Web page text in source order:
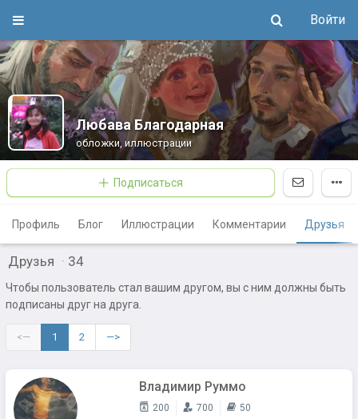
Войти
Любава Благодарная
обложки, иллюстрации
Подписаться
Профиль Блог Иллюстрации Комментарии Друзья
Друзья · 34
Чтобы пользователь стал вашим другом, вы с ним должны быть
подписаны друг на друга.
<— 1 2 —>
Владимир Руммо
200 700 50